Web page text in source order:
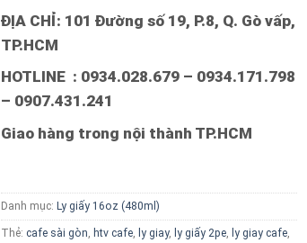
ĐỊA CHỈ: 101 Đường số 19, P.8, Q. Gò vấp,
TP.HCM
HOTLINE : 0934.028.679 – 0934.171.798
– 0907.431.241
Giao hàng trong nội thành TP.HCM
Danh mục: Ly giấy 16oz (480ml)
Thẻ: cafe sài gòn, htv cafe, ly giay, ly giấy 2pe, ly giay cafe,